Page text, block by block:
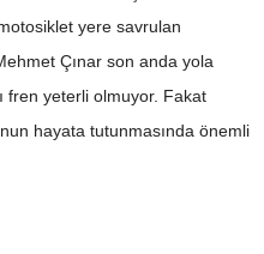
yere savrulan
Çınar son anda yola
fren yeterli olmuyor. Fakat
hayata tutunmasında önemli